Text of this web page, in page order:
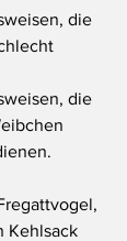
die
die
Kehlsack